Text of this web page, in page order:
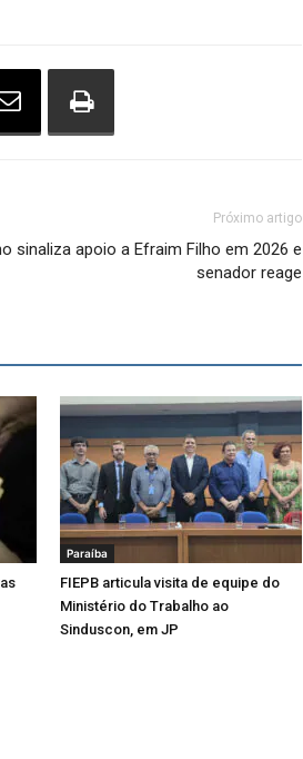
Próximo artigo
sinaliza apoio a Efraim Filho em 2026 e
senador reage
Paraíba
FIEPB articula visita de equipe do
Ministério do Trabalho ao
Sinduscon, em JP